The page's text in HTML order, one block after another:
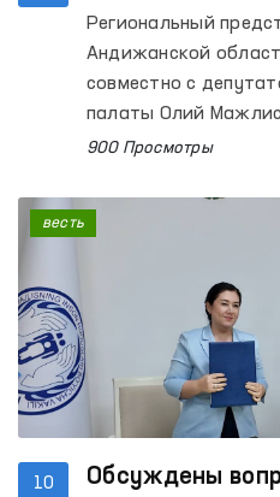
граждан
сообществ
Региональный
Андижанской
совместно с
палаты Олий
Абдувохидовой
с целью изучения
месте.
900 Просмотры
10
Обсуждены
весть